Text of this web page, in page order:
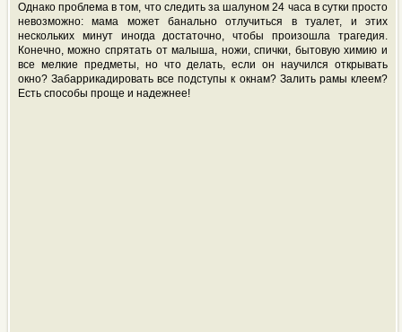
Однако проблема в том, что следить за шалуном 24 часа в сутки просто
невозможно: мама может банально отлучиться в туалет, и этих
нескольких минут иногда достаточно, чтобы произошла трагедия.
Конечно, можно спрятать от малыша, ножи, спички, бытовую химию и
все мелкие предметы, но что делать, если он научился открывать
окно? Забаррикадировать все подступы к окнам? Залить рамы клеем?
Есть способы проще и надежнее!